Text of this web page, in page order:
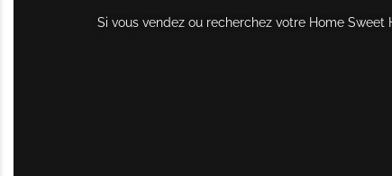
Si vous vendez ou recherchez votre Home